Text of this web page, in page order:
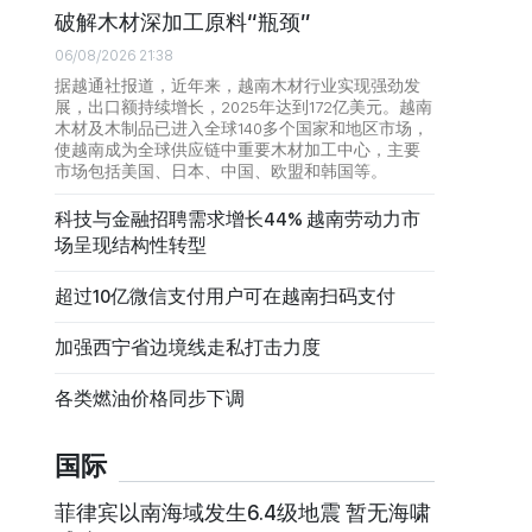
破解木材深加工原料“瓶颈”
06/08/2026 21:38
据越通社报道，近年来，越南木材行业实现强劲发
展，出口额持续增长，2025年达到172亿美元。越南
木材及木制品已进入全球140多个国家和地区市场，
使越南成为全球供应链中重要木材加工中心，主要
市场包括美国、日本、中国、欧盟和韩国等。
科技与金融招聘需求增长44% 越南劳动力市
场呈现结构性转型
超过10亿微信支付用户可在越南扫码支付
加强西宁省边境线走私打击力度
各类燃油价格同步下调
国际
菲律宾以南海域发生6.4级地震 暂无海啸